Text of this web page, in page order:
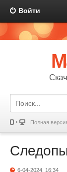
Войти
Полная
6-04-2024, 16:34